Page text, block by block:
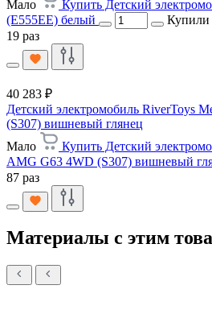
Мало
Купить Детский
(E555EE) белый
Купили
19 раз
40 283 ₽
Детский электромобиль RiverToys
(S307) вишневый глянец
Мало
Купить Детский
AMG G63 4WD (S307) вишневый
87 раз
Материалы с этим